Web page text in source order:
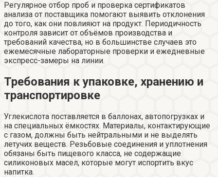
Регулярное отбор проб и проверка сертификатов
анализа от поставщика помогают выявить отклонения
до того, как они повлияют на продукт. Периодичность
контроля зависит от объёмов производства и
требований качества, но в большинстве случаев это
ежемесячные лабораторные проверки и ежедневные
экспресс-замеры на линии.
Требования к упаковке, хранению и
транспортировке
Углекислота поставляется в баллонах, автопогрузках и
на специальных ёмкостях. Материалы, контактирующие
с газом, должны быть нейтральными и не выделять
летучих веществ. Резьбовые соединения и уплотнения
обязаны быть пищевого класса, не содержащие
силиконовых масел, которые могут испортить вкус
напитка.